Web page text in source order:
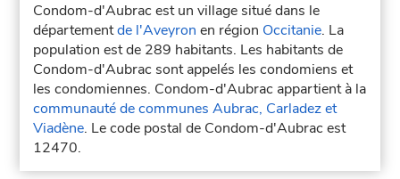
Condom-d'Aubrac est un village situé dans le
départementde l'Aveyron en région Occitanie. La
population est de 289 habitants. Les habitants de
Condom-d'Aubrac sont appelés les condomiens et
les condomiennes. Condom-d'Aubrac appartient à la
communauté de communes Aubrac, Carladez et
Viadène. Le code postal de Condom-d'Aubrac est
12470.